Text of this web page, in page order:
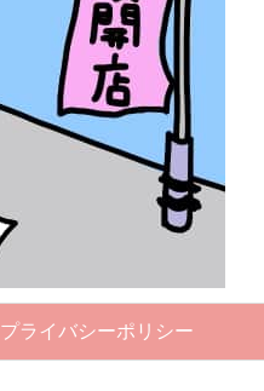
プライバシーポリシー